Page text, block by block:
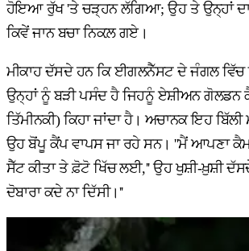
ਹੋਇਆ ਰੁੱਖ 'ਤੇ ਚੜ੍ਹਨ ਲੱਗਿਆ; ਉਹ ਤੇ ਉਨ੍ਹਾਂ ਦਾ
ਕਿਵੇਂ ਜਾਨ ਬਚਾ ਨਿਕਲ਼ ਗਏ।
ਮੀਕਾਹ ਦੱਸਦੇ ਹਨ ਕਿ ਈਗਲਨੈੱਸਟ ਦੇ ਜੰਗਲ ਵਿੱਚ
ਉਨ੍ਹਾਂ ਨੂੰ ਬੜੀ ਪਸੰਦ ਹੈ ਜਿਹਨੂੰ ਏਸ਼ੀਅਨ ਗੋਲਡਨ
ਤਿੱਮੀਨਕੀ) ਕਿਹਾ ਜਾਂਦਾ ਹੈ। ਅਚਾਨਕ ਇਹ ਬਿੱਲੀ
ਉਹ ਬੋਂਪੂ ਕੈਂਪ ਵਾਪਸ ਜਾ ਰਹੇ ਸਨ। ''ਮੈਂ ਆਪਣਾ
ਸੈੱਟ ਕੀਤਾ ਤੇ ਫ਼ੋਟੋ ਖਿੱਚ ਲਈ,'' ਉਹ ਖੁਸ਼ੀ-ਖ਼ੁਸ਼ੀ
ਦੋਬਾਰਾ ਕਦੇ ਨਾ ਦਿੱਸੀ।''